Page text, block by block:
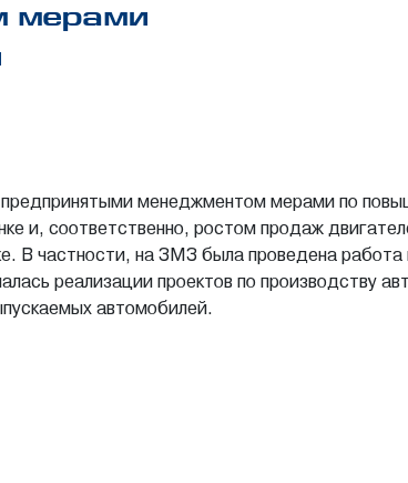
мерами
менеджментом мерами по
и, соответственно, ростом продаж
В частности, на ЗМЗ была проведена
реализации проектов по производству
автомобилей.